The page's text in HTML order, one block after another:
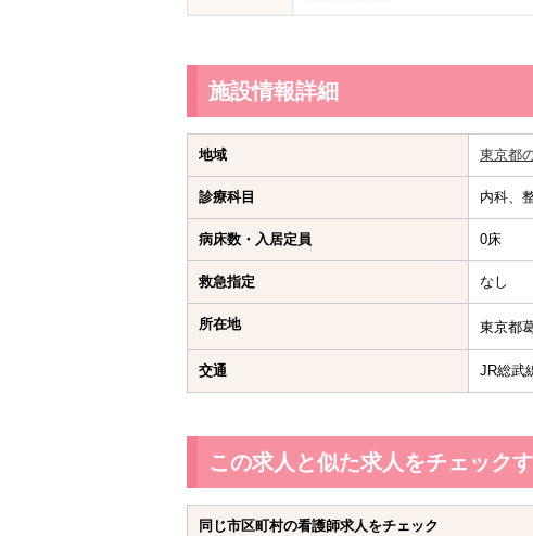
施設情報詳細
地域 東京都
診療科目 内科、
病床数・入居定員 0床
救急指定 なし
所在地 東京都
交通 JR総武
この求人と似た求人をチェックす
同じ市区町村の看護師求人をチェック